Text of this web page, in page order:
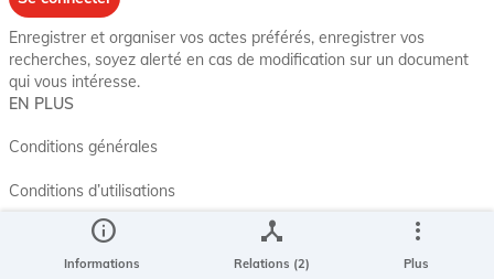
info
Informations
device_hub
Relations (2)
more_vert
Plus
Enregistrer et organiser vos actes préférés, enregistrer vos
recherches, soyez alerté en cas de modification sur un document
qui vous intéresse.
EN PLUS
Conditions générales
Conditions d’utilisations
Accessibilité